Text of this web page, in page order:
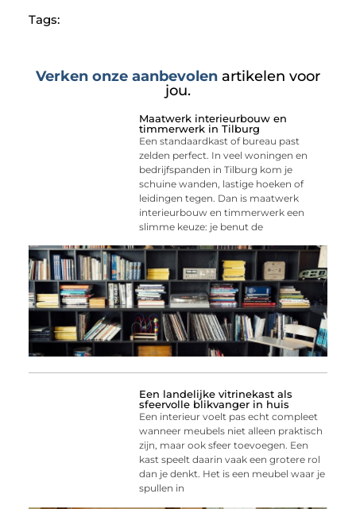
Tags:
Verken onze aanbevolen artikelen voor
jou.
Maatwerk interieurbouw en
timmerwerk in Tilburg
Een standaardkast of bureau past
zelden perfect. In veel woningen en
bedrijfspanden in Tilburg kom je
schuine wanden, lastige hoeken of
leidingen tegen. Dan is maatwerk
interieurbouw en timmerwerk een
slimme keuze: je benut de
Een landelijke vitrinekast als
sfeervolle blikvanger in huis
Een interieur voelt pas echt compleet
wanneer meubels niet alleen praktisch
zijn, maar ook sfeer toevoegen. Een
kast speelt daarin vaak een grotere rol
dan je denkt. Het is een meubel waar je
spullen in